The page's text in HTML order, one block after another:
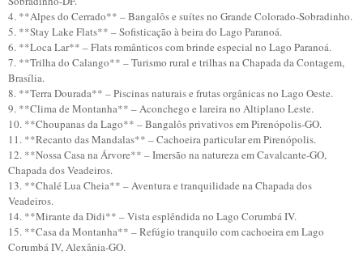
4. **Alpes do Cerrado** – Bangalôs e suítes no Grande Colorado-Sobradinho.
5. **Stay Lake Flats** – Sofisticação à beira do Lago Paranoá.
6. **Loca Lar** – Flats românticos com brinde especial no Lago Paranoá.
7. **Trilha do Calango** – Turismo rural e trilhas na Chapada da Contagem,
Brasília.
8. **Terra Dourada** – Piscinas naturais e frutas orgânicas no Lago Oeste.
9. **Clima de Montanha** – Aconchego e lareira no Altiplano Leste.
10. **Choupanas da Lago** – Bangalôs privativos em Pirenópolis-GO.
11. **Recanto das Mandalas** – Cachoeira particular em Pirenópolis.
12. **Nossa Casa na Árvore** – Imersão na natureza em Cavalcante-GO,
Chapada dos Veadeiros.
13. **Chalé Lua Cheia** – Aventura e tranquilidade na Chapada dos
Veadeiros.
14. **Mirante da Didi** – Vista esplêndida no Lago Corumbá IV.
15. **Casa da Montanha** – Refúgio tranquilo com cachoeira em Lago
Corumbá IV, Alexânia-GO.